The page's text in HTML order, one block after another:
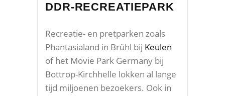
DDR-RECREATIEPARK
Recreatie- en pretparken zoals
Phantasialand in Brühl bij Keulen
of het Movie Park Germany bij
Bottrop-Kirchhelle lokken al lange
tijd miljoenen bezoekers. Ook in